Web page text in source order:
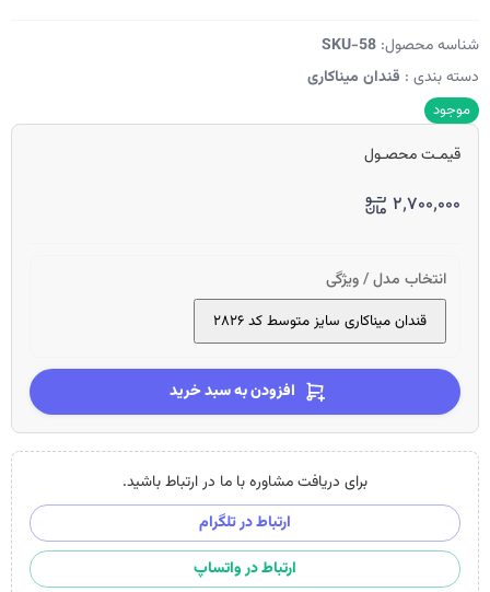
شناسه محصول:SKU-58
دسته بندی : قندان میناکاری
موجود
قیمـت محصـول
۲٬۷۰۰٬۰۰۰
انتخاب مدل / ویژگی
قندان میناکاری سایز متوسط کد ۲۸۲۶
افزودن به سبد خرید
برای دریافت مشاوره با ما در ارتباط باشید.
ارتباط در تلگرام
ارتباط در واتساپ